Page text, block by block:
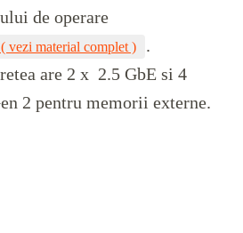
de operare
vezi material complet )
.
are 2 x 2.5 GbE si 4
2 pentru memorii externe.